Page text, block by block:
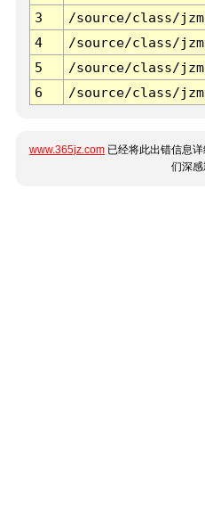
3 /source/class/
4
/source/class/
5
/source/class/
6
/source/class/
www.365jz.com 已经将此出错信息
们深感